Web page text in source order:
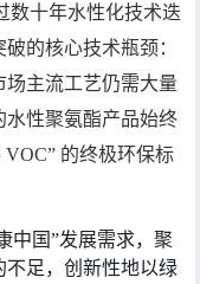
数十年水性化技术迭
的核心技术瓶颈：
主流工艺仍需大量
水性聚氨酯产品始终
VOC” 的终极环保标
中国”发展需求，聚
不足，创新性地以绿